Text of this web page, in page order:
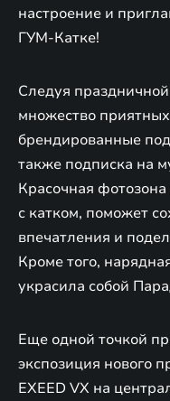
настроение и
ГУМ-Катке!
Следуя
множество
брендированные
также подписка на
Красочная
с катком, поможет
впечатления и
Кроме того,
украсила собой
Еще одной точкой
экспозиция нового
EXEED VX на